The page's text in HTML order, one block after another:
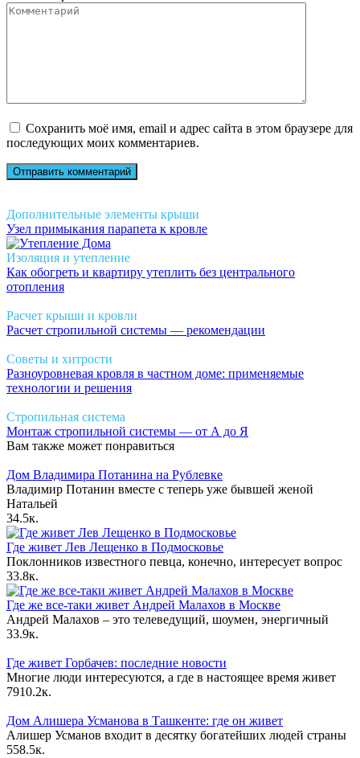
Сохранить моё имя, email и адрес сайта в этом браузере для
последующих моих комментариев.
Дополнительные элементы крыши
Узел примыкания парапета к кровле
Изоляция и утепление
Как обогреть и квартиру утеплить без центрального
отопления
Расчет крыши и кровли
Расчет стропильной системы — рекомендации
Советы и хитрости
Разноуровневая кровля в частном доме: применяемые
технологии и решения
Стропильная система
Монтаж стропильной системы — от А до Я
Вам также может понравиться
Дом Владимира Потанина на Рублевке
Владимир Потанин вместе с теперь уже бывшей женой
Натальей
34.5к.
Где живет Лев Лещенко в Подмосковье
Поклонников известного певца, конечно, интересует вопрос
33.8к.
Где же все-таки живет Андрей Малахов в Москве
Андрей Малахов – это телеведущий, шоумен, энергичный
33.9к.
Где живет Горбачев: последние новости
Многие люди интересуются, а где в настоящее время живет
7910.2к.
Дом Алишера Усманова в Ташкенте: где он живет
Алишер Усманов входит в десятку богатейших людей страны
558.5к.